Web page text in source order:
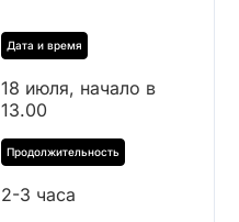
18 июля, начало в
13.00
2-3 часа